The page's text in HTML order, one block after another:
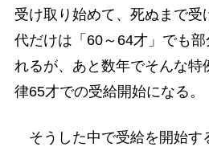
受け取り始めて、死ぬまで受
代だけは「60～64才」でも
れるが、あと数年でそんな特
律65才での受給開始になる。
そうした中で受給を開始す